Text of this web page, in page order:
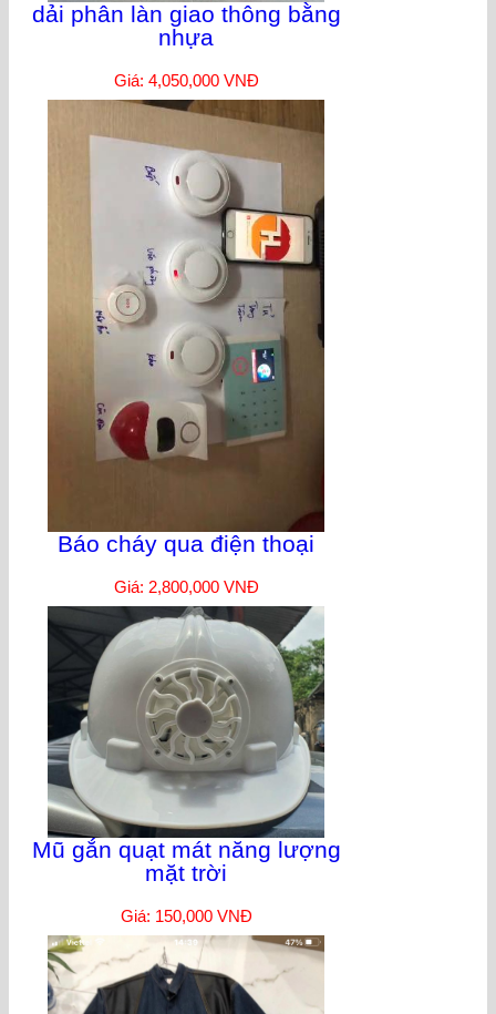
dải phân làn giao thông bằng
nhựa
Giá: 4,050,000 VNĐ
Báo cháy qua điện thoại
Giá: 2,800,000 VNĐ
Mũ gắn quạt mát năng lượng
mặt trời
Giá: 150,000 VNĐ